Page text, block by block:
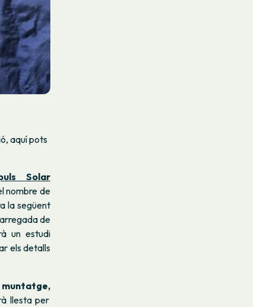
aquí pots
Solar
nombre de
la següent
de
un estudi
els detalls
llesta per